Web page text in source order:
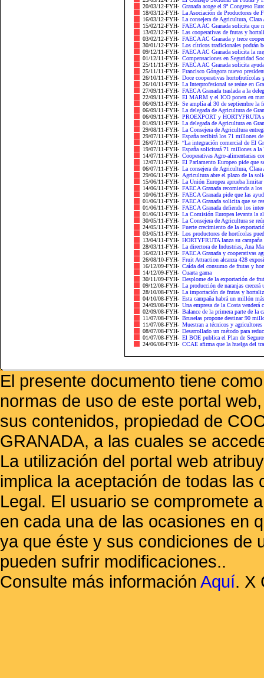
20/03/12-FYH- Granada acoge el 9º Congreso
18/03/12-FYH- La Asociación de Productores de
16/03/12-FYH- La consejera de Agricultura,
15/02/12-FYH- FAECA AC Granada solicita que
13/02/12-FYH- Las cooperativas de frutas y
03/02/12-FYH- FAECA AC Granada y trece
30/01/12-FYH- Los cítricos tradicionales podrán
09/12/11-FYH- FAECA AC Granada solicita la
01/12/11-FYH- Compensaciones en Seguridad
25/11/11-FYH- FAECA AC Granada solicita
25/11/11-FYH- Francisco Góngora nuevo
26/10/11-FYH- Doce cooperativas
26/10/11-FYH- La Interprofesional se reúne en
27/09/11-FYH- FAECA Granada traslada a la
22/09/11-FYH- El MARM y el ICO ponen en
06/09/11-FYH- Se amplía al 30 de septiembre la
06/09/11-FYH- La delegada de Agricultura de
06/09/11-FYH- PROEXPORT y HORTYFRUTA
01/09/11-FYH- La delegada de Agricultura en
29/08/11-FYH- La Consejera de Agricultura
29/07/11-FYH- España recibirá los 71 millones
26/07/11-FYH- “La integración comercial de El
19/07/11-FYH- España solicitará 71 millones a
14/07/11-FYH- Cooperativas Agro-alimentarias
12/07/11-FYH- El Parlamento Europeo pide que
06/07/11-FYH- La consejera de Agricultura,
29/06/11-FYH- Agricultura abre el plazo de la
15/06/11-FYH- La Unión Europea aprueba
14/06/11-FYH- FAECA Granada recomienda a
10/06/11-FYH- FAECA Granada pide que las
01/06/11-FYH- FAECA Granada solicita que se
01/06/11-FYH- FAECA Granada defiende los
01/06/11-FYH- La Comisión Europea levanta la
30/05/11-FYH- La Consejera de Agricultura se
24/05/11-FYH- Fuerte crecimiento de la
03/05/11-FYH- Los productores de hortícolas
13/04/11-FYH- HORTYFRUTA lanza su
28/03/11-FYH- La directora de Industrias, Ana
16/02/11-FYH- FAECA Granada y cooperativas
26/08/10-FYH- Fruit Attraction alcanza 428
16/12/09-FYH- Caída del consumo de frutas y
14/12/09-FYH- Cuarta gama
30/11/09-FYH- Desplome de la exportación de
09/12/08-FYH- La producción de naranjas crecerá
28/10/08-FYH- La importación de frutas y
04/10/08-FYH- Esta campaña habrá un millón
24/09/08-FYH- Una empresa de la Costa
02/09/08-FYH- Balance de la primera parte de la
11/07/08-FYH- Bruselas propone destinar 90
11/07/08-FYH- Muestran a técnicos y
08/07/08-FYH- Desarrollado un método para
01/07/08-FYH- El BOE publica el Plan de
24/06/08-FYH- CCAE afirma que la huelga del
El presente documento tiene
normas de uso de este portal
sus contenidos, propiedad de
GRANADA, a las cuales se
La utilización del portal web
implica la aceptación de todas
Legal. El usuario se compromete
en cada una de las ocasiones en
ya que éste y sus condiciones de
pueden sufrir modificaciones..
Consulte más información Aquí. X